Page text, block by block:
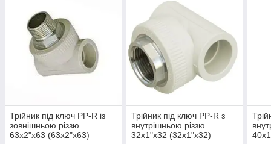
Трійник під ключ PP-R із
зовнішньою різзю
63х2"х63 (63х2"х63)
Трійник під ключ PP-R з
внутрішньою різзю
32х1"х32 (32х1"х32)